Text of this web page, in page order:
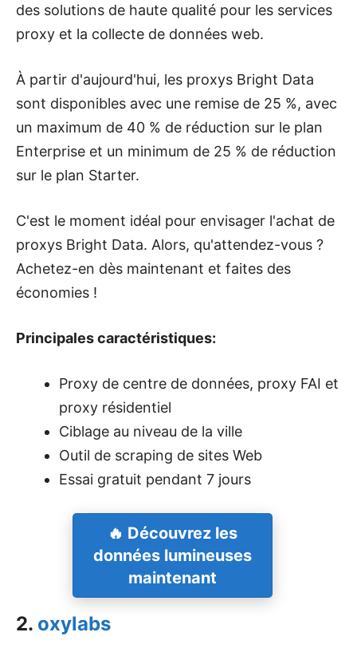
des solutions de haute qualité pour les services
proxy et la collecte de données web.
À partir d'aujourd'hui, les proxys Bright Data
sont disponibles avec une remise de 25 %, avec
un maximum de 40 % de réduction sur le plan
Enterprise et un minimum de 25 % de réduction
sur le plan Starter.
C'est le moment idéal pour envisager l'achat de
proxys Bright Data. Alors, qu'attendez-vous ?
Achetez-en dès maintenant et faites des
économies !
Principales caractéristiques:
Proxy de centre de données, proxy FAI et
proxy résidentiel
Ciblage au niveau de la ville
Outil de scraping de sites Web
Essai gratuit pendant 7 jours
🔥 Découvrez les
données lumineuses
maintenant
2. oxylabs